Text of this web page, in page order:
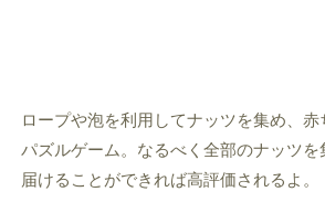
ロープや泡を利用してナッツを集め、
パズルゲーム。なるべく全部のナッツ
届けることができれば高評価されるよ。